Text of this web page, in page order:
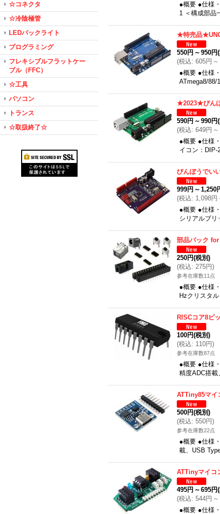
☆コネクタ
☆冷陰極管
LEDバックライト
プログラミング
フレキシブルフラットケー
ブル（FFC）
☆工具
パソコン
トランス
☆取扱終了☆
●概要 ●仕様
1 ＜構成部品
★特売品
550円 ～ 950円
(税込: 605円 ～
●概要 ●仕様
ATmega8/88/
★2023★びん
590円 ～ 990円
(税込: 649円 ～
●概要 ●仕様
イコン：
びんぼうでい
999円 ～ 1,250
(税込: 1,098円
●概要 ●仕様
シリアルブ
部品パック
250円(税別)
(税込: 275円)
参考在庫数11点
●概要 ●仕様
Hzクリスタ
RISCコア8ビ
100円(税別)
(税込: 110円)
参考在庫数87点
●概要 ●仕様
精度ADC搭
ATTiny85マイ
500円(税別)
(税込: 550円)
参考在庫数22点
●概要 ●仕様
載、USB
ATTinyマイコ
495円 ～ 695円
(税込: 544円 ～
●概要 ●仕様